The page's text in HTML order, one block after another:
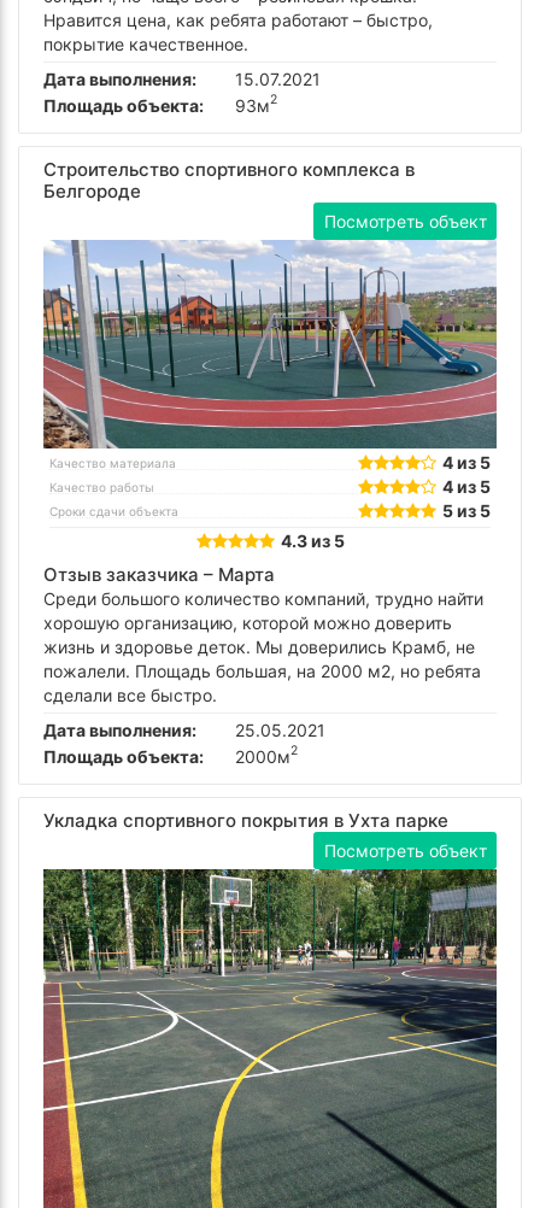
Нравится цена, как ребята работают – быстро,
покрытие качественное.
Дата выполнения:
15.07.2021
Площадь объекта:
93м2
Строительство спортивного комплекса в
Белгороде
Посмотреть объект
Качество материала 4 из 5
Качество работы 4 из 5
Сроки сдачи объекта
5 из 5
4.3 из 5
Отзыв заказчика – Марта
Среди большого количество компаний, трудно найти
хорошую организацию, которой можно доверить
жизнь и здоровье деток. Мы доверились Крамб, не
пожалели. Площадь большая, на 2000 м2, но ребята
сделали все быстро.
Дата выполнения:
25.05.2021
Площадь объекта:
2000м2
Укладка спортивного покрытия в Ухта парке
Посмотреть объект